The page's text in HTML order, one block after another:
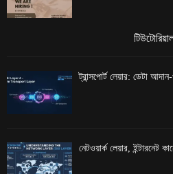
ট্রান্সপোর্ট লেয়ার: ডেটা
নেটওয়ার্ক লেয়ার, ইন্টারনেট